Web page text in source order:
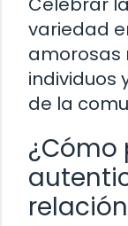
variedad
amorosas
individuos
de la
¿Cómo